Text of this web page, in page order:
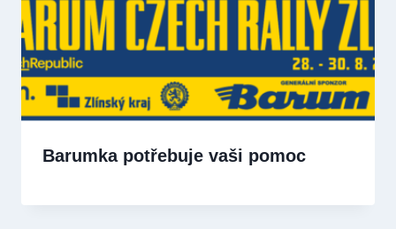
Barumka potřebuje vaši pomoc